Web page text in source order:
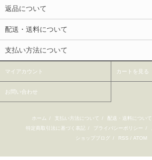
返品について
配送・送料について
支払い方法について
マイアカウント カートを見る
お問い合わせ
ホーム / 支払い方法について / 配送・送料について
特定商取引法に基づく表記 / プライバシーポリシー /
ショップブログ / RSS / ATOM